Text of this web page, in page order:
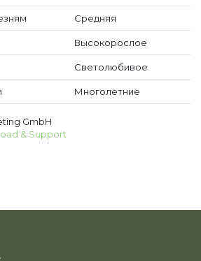
Средняя
Высокорослое
Светолюбивое
Многолетние
GmbH
& Support